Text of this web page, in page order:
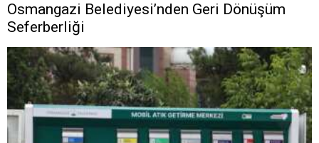
Osmangazi Belediyesi’nden Geri Dönüşüm
Seferberliği